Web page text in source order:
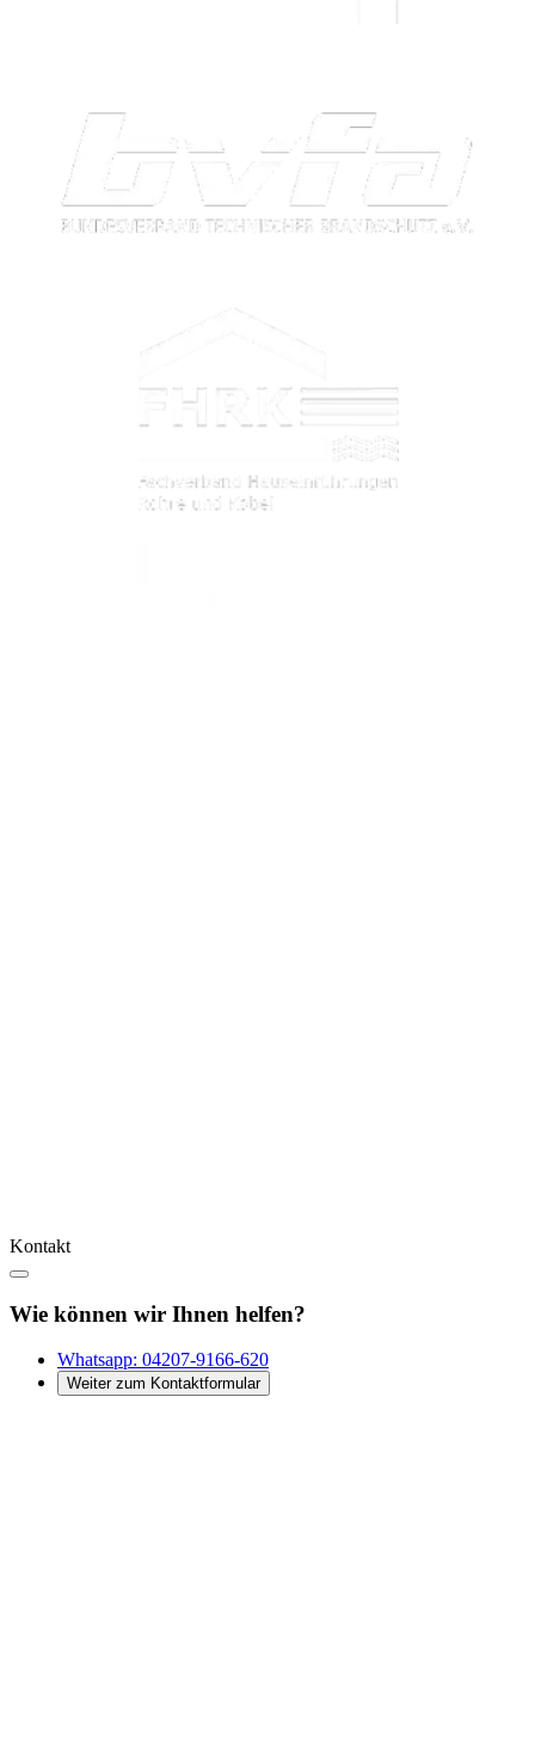
Kontakt
Wie können wir Ihnen helfen?
Whatsapp: 04207-9166-620